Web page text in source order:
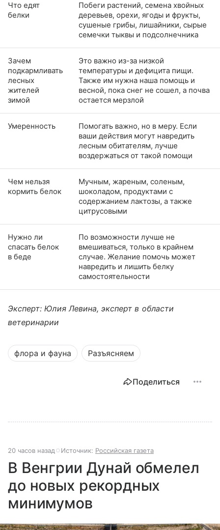
Что едят
белки
Побеги растений, семена хвойных
деревьев, орехи, ягоды и фрукты,
сушеные грибы, лишайники, сырые
семечки тыквы и подсолнечника
Зачем
подкармливать
лесных
жителей
зимой
Это важно из-за низкой
температуры и дефицита пищи.
Также им нужна наша помощь и
весной, пока снег не сошел, а почва
остается мерзлой
Умеренность
Помогать важно, но в меру. Если
ваши действия могут навредить
лесным обитателям, лучше
воздержаться от такой помощи
Чем нельзя
кормить белок
Мучным, жареным, соленым,
шоколадом, продуктами с
содержанием лактозы, а также
цитрусовыми
Нужно ли
спасать белок
в беде
По возможности лучше не
вмешиваться, только в крайнем
случае. Желание помочь может
навредить и лишить белку
самостоятельности
Эксперт: Юлия Левина, эксперт в области
ветеринарии
флора и фауна Разъясняем
Поделиться
20 часов назад Источник: Российская газета
В Венгрии Дунай обмелел
до новых рекордных
минимумов